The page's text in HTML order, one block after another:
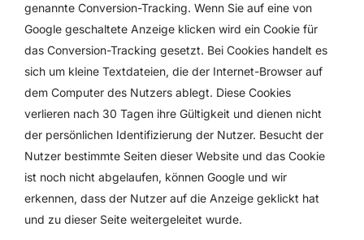
genannte Conversion-Tracking. Wenn Sie auf eine von
Google geschaltete Anzeige klicken wird ein Cookie für
das Conversion-Tracking gesetzt. Bei Cookies handelt es
sich um kleine Textdateien, die der Internet-Browser auf
dem Computer des Nutzers ablegt. Diese Cookies
verlieren nach 30 Tagen ihre Gültigkeit und dienen nicht
der persönlichen Identifizierung der Nutzer. Besucht der
Nutzer bestimmte Seiten dieser Website und das Cookie
ist noch nicht abgelaufen, können Google und wir
erkennen, dass der Nutzer auf die Anzeige geklickt hat
und zu dieser Seite weitergeleitet wurde.